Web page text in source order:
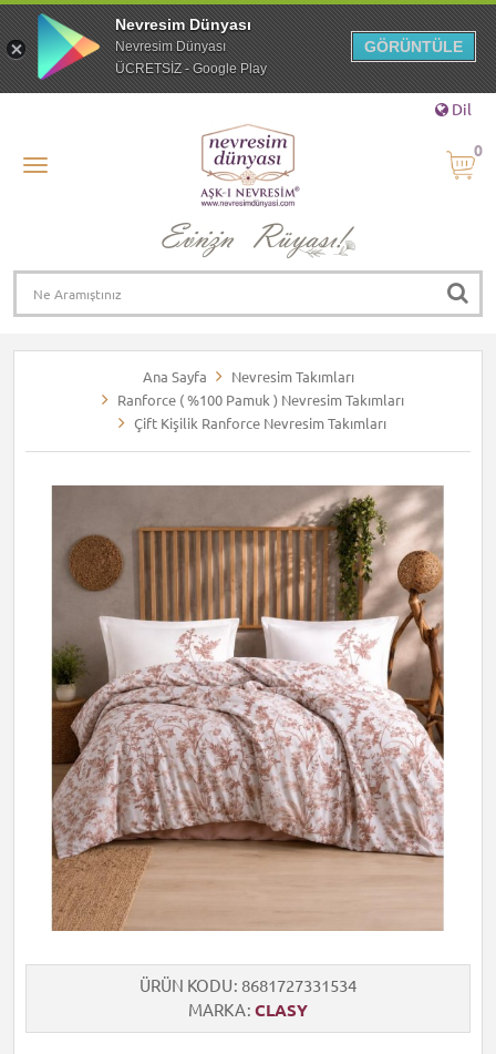
Dil
0
Ana Sayfa
Nevresim Takımları
Ranforce ( %100 Pamuk ) Nevresim Takımları
Çift Kişilik Ranforce Nevresim Takımları
ÜRÜN KODU 8681727331534
MARKA CLASY
Nevresim Dünyası
Nevresim Dünyası
ÜCRETSİZ - Google Play
GÖRÜNTÜLE